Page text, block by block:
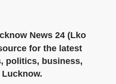
News 24 (Lko
for the latest
politics, business,